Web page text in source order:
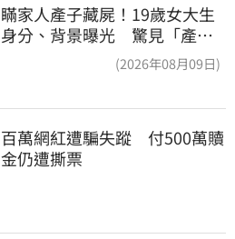
瞞家人產子藏屍！19歲女大生
身分、背景曝光 驚見「產檢
(2026年08月09日)
百萬網紅遭騙失蹤　付500萬贖
金仍遭撕票